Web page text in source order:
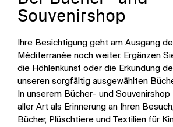
Souvenirshop
Ihre Besichtigung geht am Ausgang
Méditerranée noch weiter. Ergänzen
die Höhlenkunst oder die Erkundung
unseren sorgfältig ausgewählten
In unserem Bücher- und Souvenirshop
aller Art als Erinnerung an Ihren
Bücher, Plüschtiere und Textilien für